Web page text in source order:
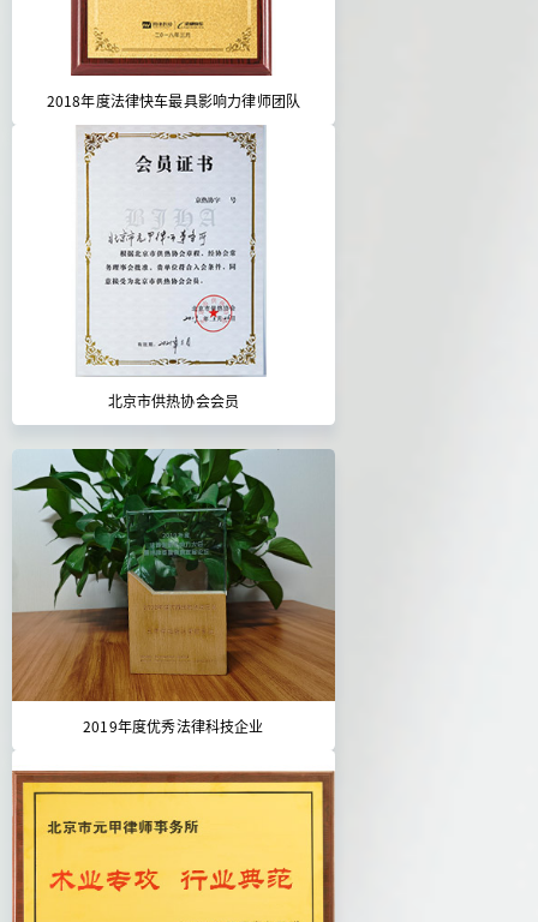
2018年度法律快车最具影响力律师团队
北京市供热协会会员
2019年度优秀法律科技企业